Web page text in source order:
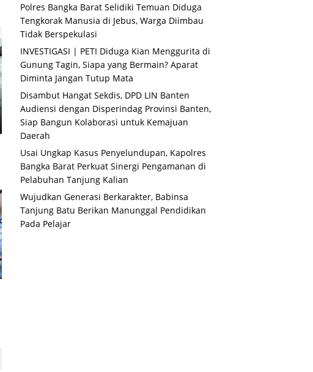
Polres Bangka Barat Selidiki Temuan Diduga
Tengkorak Manusia di Jebus, Warga Diimbau
Tidak Berspekulasi
INVESTIGASI | PETI Diduga Kian Menggurita di
Gunung Tagin, Siapa yang Bermain? Aparat
Diminta Jangan Tutup Mata
Disambut Hangat Sekdis, DPD LIN Banten
Audiensi dengan Disperindag Provinsi Banten,
Siap Bangun Kolaborasi untuk Kemajuan
Daerah
Usai Ungkap Kasus Penyelundupan, Kapolres
Bangka Barat Perkuat Sinergi Pengamanan di
Pelabuhan Tanjung Kalian
Wujudkan Generasi Berkarakter, Babinsa
Tanjung Batu Berikan Manunggal Pendidikan
Pada Pelajar